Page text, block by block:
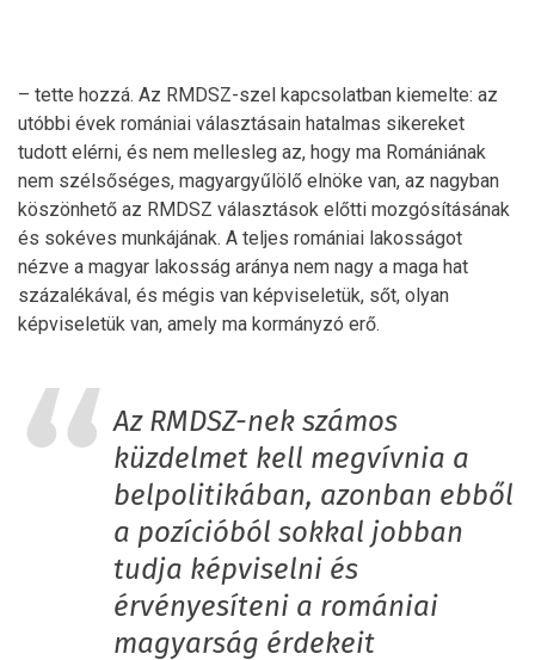
– tette hozzá. Az RMDSZ-szel kapcsolatban kiemelte: az
utóbbi évek romániai választásain hatalmas sikereket
tudott elérni, és nem mellesleg az, hogy ma Romániának
nem szélsőséges, magyargyűlölő elnöke van, az nagyban
köszönhető az RMDSZ választások előtti mozgósításának
és sokéves munkájának. A teljes romániai lakosságot
nézve a magyar lakosság aránya nem nagy a maga hat
százalékával, és mégis van képviseletük, sőt, olyan
képviseletük van, amely ma kormányzó erő.
Az RMDSZ-nek számos
küzdelmet kell megvívnia a
belpolitikában, azonban ebből
a pozícióból sokkal jobban
tudja képviselni és
érvényesíteni a romániai
magyarság érdekeit